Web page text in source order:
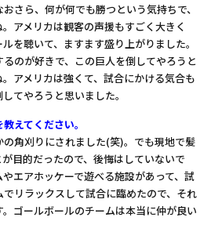
さら、何が何でも勝つという気持ちで、
アメリカは観客の声援もすごく大きく
を聴いて、ますます盛り上がりました。
のが好きで、この巨人を倒してやろうと
アメリカは強くて、試合にかける気合も
てやろうと思いました。
えてください。
角刈りにされました(笑)。でも現地で髪
目的だったので、後悔はしていないで
エアホッケーで遊べる施設があって、試
リラックスして試合に臨めたので、それ
ゴールボールのチームは本当に仲が良い